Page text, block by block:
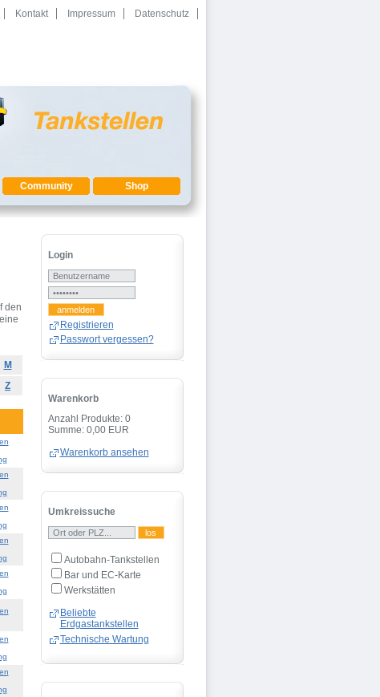
Kontakt Impressum Datenschutz
Community Shop
den
M
Z
Login
Registrieren
Passwort vergessen?
Warenkorb
Anzahl Produkte: 0
Summe: 0,00 EUR
Warenkorb ansehen
Umkreissuche
Autobahn-Tankstellen
Bar und EC-Karte
Werkstätten
Beliebte
Erdgastankstellen
Technische Wartung